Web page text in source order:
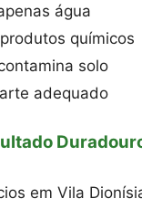
água
químicos
solo
adequado
em Vila